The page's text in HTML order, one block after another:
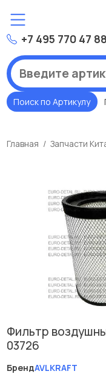
+7 495 770 47 88
Поиск по Артикулу
Главная Запчасти
Фильтр
03726
БрендAVLKRAFT